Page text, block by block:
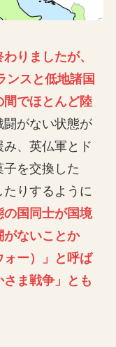
りましたが、
ンスと低地諸国
間でほとんど陸
闘がない状態が
、英仏軍とド
を交換した
たりするように
の国同士が国境
がないことか
ォー）」と呼ば
ま戦争」とも